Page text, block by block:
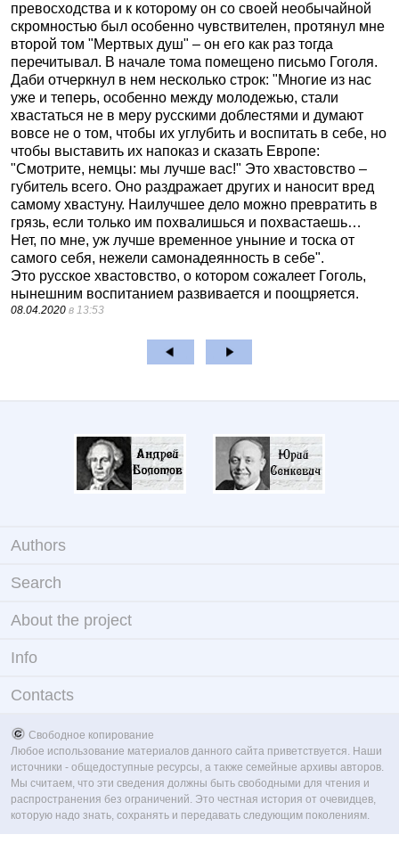
превосходства и к которому он со своей необычайной
скромностью был особенно чувствителен, протянул мне
второй том "Мертвых душ" – он его как раз тогда
перечитывал. В начале тома помещено письмо Гоголя.
Даби отчеркнул в нем несколько строк: "Многие из нас
уже и теперь, особенно между молодежью, стали
хвастаться не в меру русскими доблестями и думают
вовсе не о том, чтобы их углубить и воспитать в себе, но
чтобы выставить их напоказ и сказать Европе:
"Смотрите, немцы: мы лучше вас!" Это хвастовство –
губитель всего. Оно раздражает других и наносит вред
самому хвастуну. Наилучшее дело можно превратить в
грязь, если только им похвалишься и похвастаешь…
Нет, по мне, уж лучше временное уныние и тоска от
самого себя, нежели самонадеянность в себе".
Это русское хвастовство, о котором сожалеет Гоголь,
нынешним воспитанием развивается и поощряется.
08.04.2020 в 13:53
Authors
Search
About the project
Info
Contacts
Свободное копирование
Любое использование материалов данного сайта приветствуется. Наши
источники - общедоступные ресурсы, а также семейные архивы авторов.
Мы считаем, что эти сведения должны быть свободными для чтения и
распространения без ограничений. Это честная история от очевидцев,
которую надо знать, сохранять и передавать следующим поколениям.